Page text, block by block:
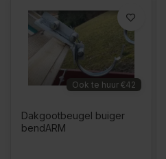
Ook te huur €42
Dakgootbeugel buiger
bendARM